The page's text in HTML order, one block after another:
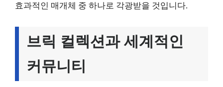
효과적인 매개체 중 하나로 각광받을 것입니다.
브릭 컬렉션과 세계적인
커뮤니티